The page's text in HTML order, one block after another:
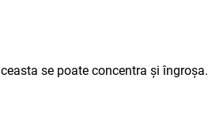
se poate concentra și îngroșa.